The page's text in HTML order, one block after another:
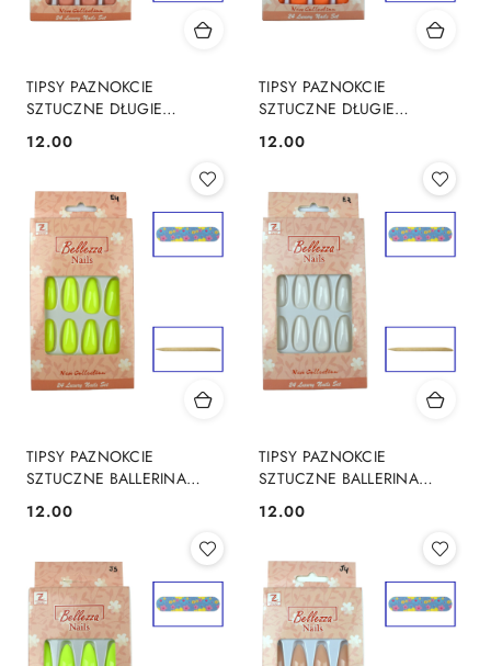
TIPSY PAZNOKCIE
SZTUCZNE DŁUGIE
- C5
Cena:
12.00
TIPSY PAZNOKCIE
SZTUCZNE DŁUGIE
- C3
Cena:
12.00
TIPSY PAZNOKCIE
SZTUCZNE BALLERINA
GLOSS 24 Szt. - E4
Cena:
12.00
TIPSY PAZNOKCIE
SZTUCZNE BALLERINA
GLOSS 24 Szt. - E2
Cena:
12.00